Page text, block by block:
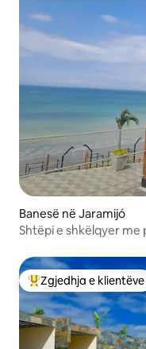
Banesë në Jaramijó
Shtëpi e shkëlqyer me
Më të mirat e
Zgjedhja e klientëve